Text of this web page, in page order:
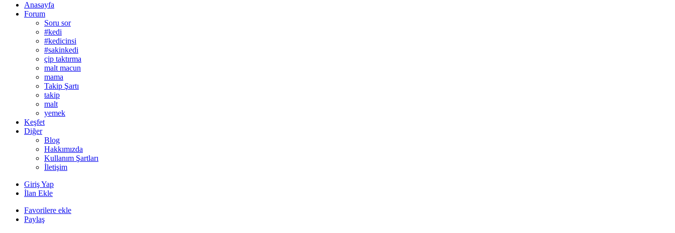
Anasayfa
Forum
Soru sor
#kedi
#kedicinsi
#sakinkedi
çip taktırma
malt macun
mama
Takip Şartı
takip
malt
yemek
Keşfet
Diğer
Blog
Hakkımızda
Kullanım Şartları
İletişim
Giriş Yap
İlan Ekle
Favorilere ekle
Paylaş